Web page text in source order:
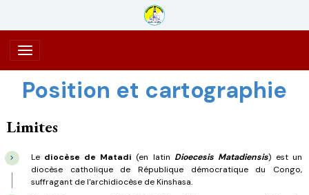
Position et cartographie
Limites
Le diocèse de Matadi (en latin Dioecesis Matadiensis) est un
diocèse catholique de République démocratique du Congo,
suffragant de l'archidiocèse de Kinshasa.